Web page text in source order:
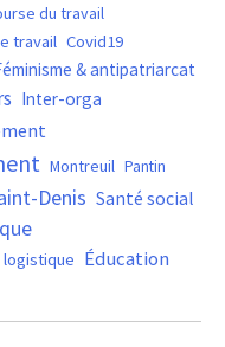
du travail
travail Covid19
& antipatriarcat
Inter-orga
Montreuil Pantin
Denis Santé social
logistique Éducation